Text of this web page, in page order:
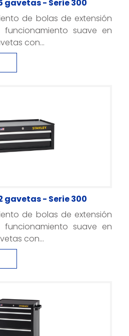
gavetas - Serie 300
de bolas de extensión
suave en
con...
gavetas - Serie 300
de bolas de extensión
suave en
con...